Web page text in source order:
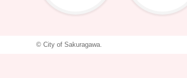
© City of Sakuragawa.